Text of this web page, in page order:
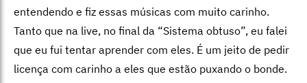
entendendo e fiz essas músicas com muito carinho.
Tanto que na live, no final da “Sistema obtuso”, eu falei
que eu fui tentar aprender com eles. É um jeito de pedir
licença com carinho a eles que estão puxando o bonde.